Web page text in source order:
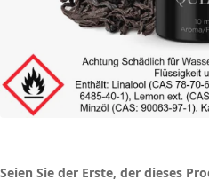
Seien Sie der Erste, der dieses